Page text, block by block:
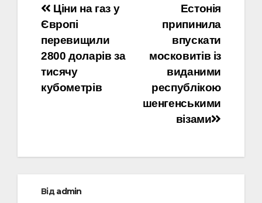
Навігація
записів
Естонія
припинила
впускати
московитів із
виданими
республікою
шенгенськими
візами
Ціни на газ у
Європі
перевищили
2800 доларів за
тисячу
кубометрів
Відadmin